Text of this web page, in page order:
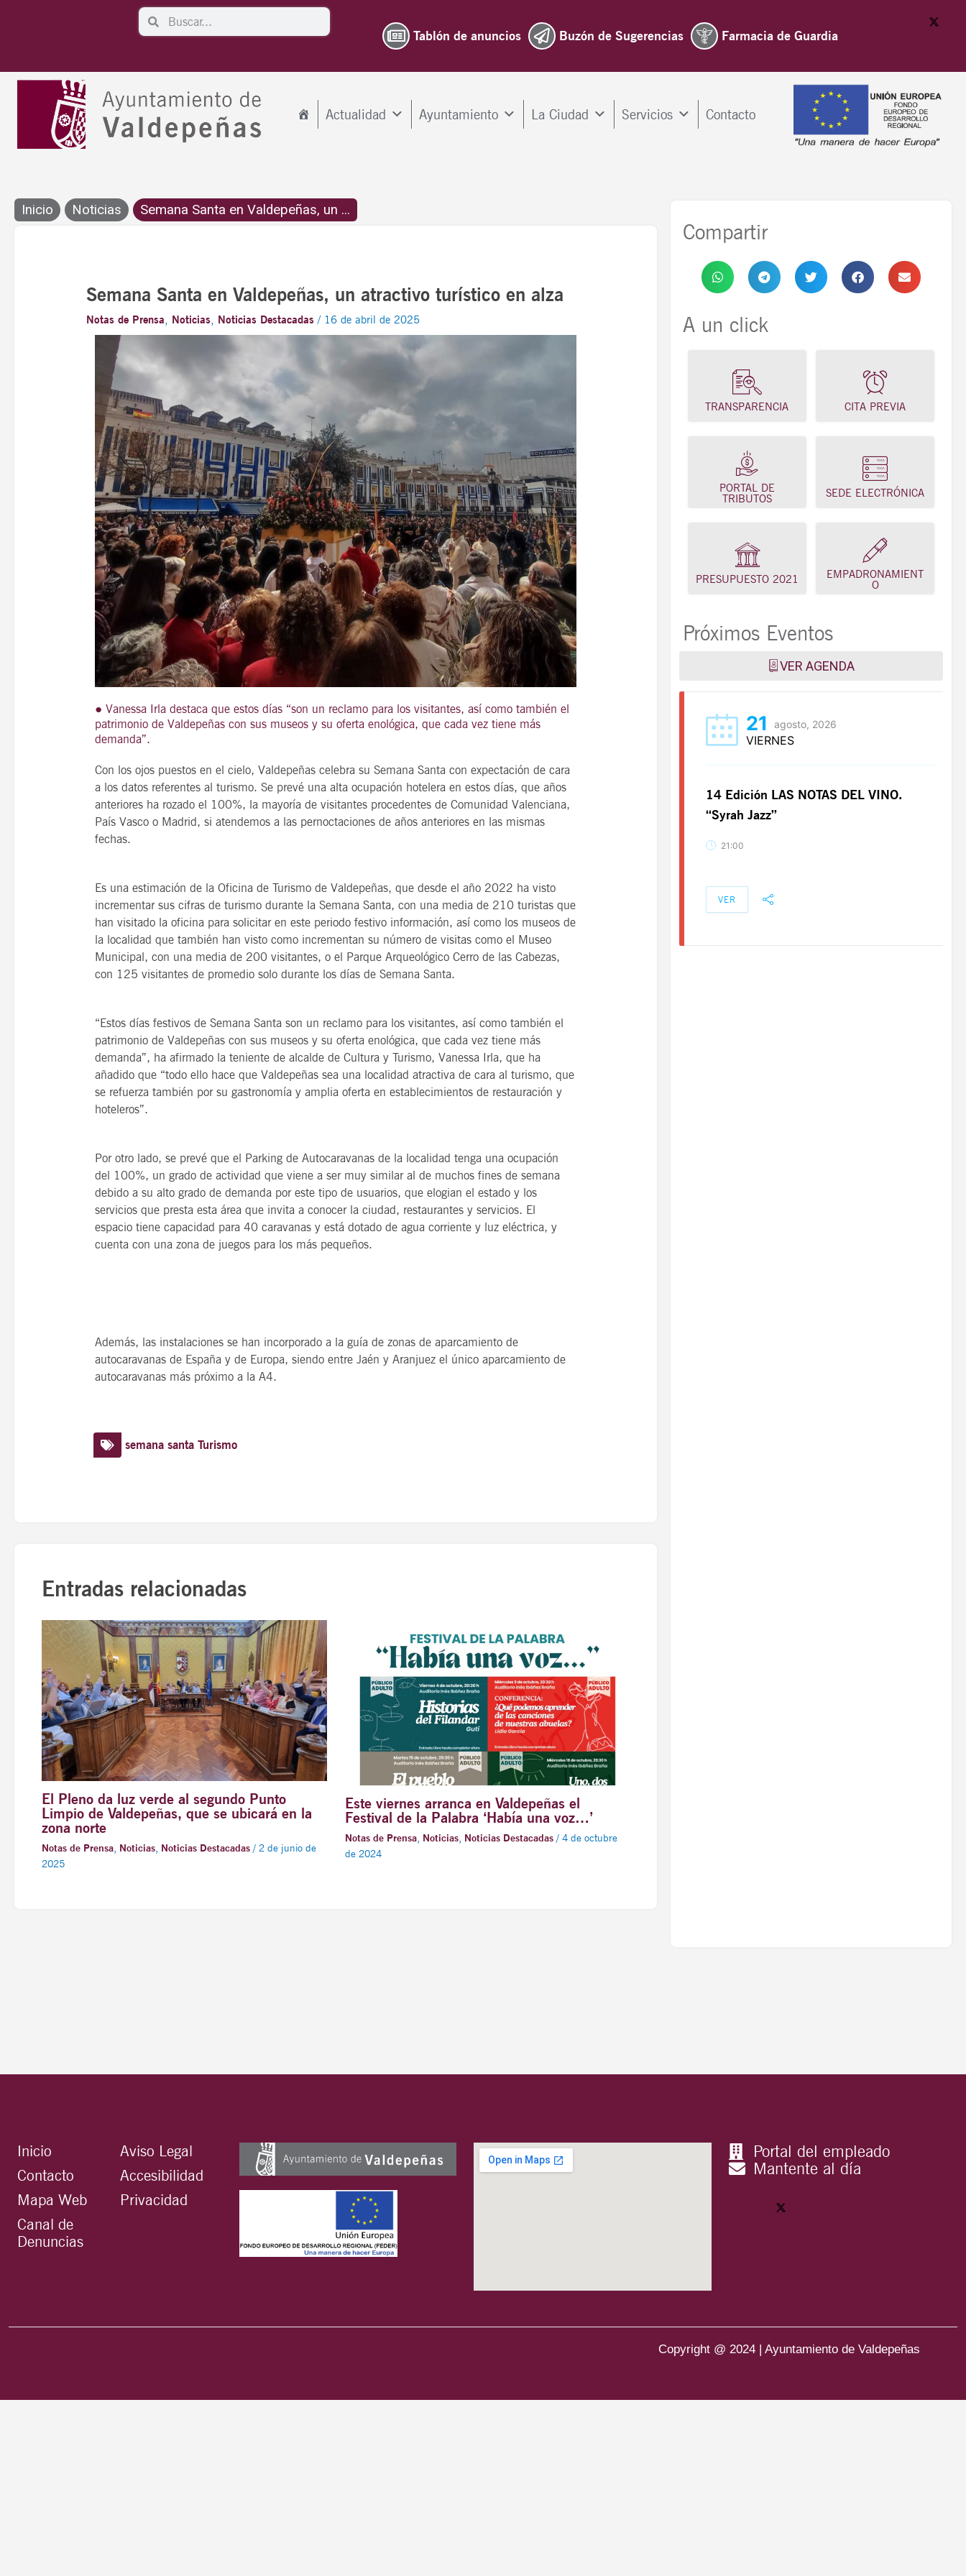
SearchSearch
Tablón de anuncios Buzón de Sugerencias Farmacia de Guardia
Actualidad Ayuntamiento La Ciudad Servicios Contacto
Inicio Noticias Semana Santa en Valdepeñas, un ...
Semana Santa en Valdepeñas, un atractivo turístico en alza
Notas de Prensa, Noticias, Noticias Destacadas / 16 de abril de 2025
● Vanessa Irla destaca que estos días “son un reclamo para los visitantes, así como también el
patrimonio de Valdepeñas con sus museos y su oferta enológica, que cada vez tiene más
demanda”.
Con los ojos puestos en el cielo, Valdepeñas celebra su Semana Santa con expectación de cara
a los datos referentes al turismo. Se prevé una alta ocupación hotelera en estos días, que años
anteriores ha rozado el 100%, la mayoría de visitantes procedentes de Comunidad Valenciana,
País Vasco o Madrid, si atendemos a las pernoctaciones de años anteriores en las mismas
fechas.
Es una estimación de la Oficina de Turismo de Valdepeñas, que desde el año 2022 ha visto
incrementar sus cifras de turismo durante la Semana Santa, con una media de 210 turistas que
han visitado la oficina para solicitar en este periodo festivo información, así como los museos de
la localidad que también han visto como incrementan su número de visitas como el Museo
Municipal, con una media de 200 visitantes, o el Parque Arqueológico Cerro de las Cabezas,
con 125 visitantes de promedio solo durante los días de Semana Santa.
“Estos días festivos de Semana Santa son un reclamo para los visitantes, así como también el
patrimonio de Valdepeñas con sus museos y su oferta enológica, que cada vez tiene más
demanda”, ha afirmado la teniente de alcalde de Cultura y Turismo, Vanessa Irla, que ha
añadido que “todo ello hace que Valdepeñas sea una localidad atractiva de cara al turismo, que
se refuerza también por su gastronomía y amplia oferta en establecimientos de restauración y
hoteleros”.
Por otro lado, se prevé que el Parking de Autocaravanas de la localidad tenga una ocupación
del 100%, un grado de actividad que viene a ser muy similar al de muchos fines de semana
debido a su alto grado de demanda por este tipo de usuarios, que elogian el estado y los
servicios que presta esta área que invita a conocer la ciudad, restaurantes y servicios. El
espacio tiene capacidad para 40 caravanas y está dotado de agua corriente y luz eléctrica, y
cuenta con una zona de juegos para los más pequeños.
Además, las instalaciones se han incorporado a la guía de zonas de aparcamiento de
autocaravanas de España y de Europa, siendo entre Jaén y Aranjuez el único aparcamiento de
autocaravanas más próximo a la A4.
semana santa Turismo
Entradas relacionadas
El Pleno da luz verde al segundo Punto
Limpio de Valdepeñas, que se ubicará en la
zona norte
Notas de Prensa, Noticias, Noticias Destacadas/ 2 de junio de
2025
Este viernes arranca en Valdepeñas el
Festival de la Palabra ‘Había una voz…’
Notas de Prensa, Noticias, Noticias Destacadas/ 4 de octubre
de 2024
Compartir
A un click
TRANSPARENCIA CITA PREVIA
PORTAL DE
TRIBUTOS
SEDE ELECTRÓNICA
PRESUPUESTO 2021
EMPADRONAMIENT
O
Próximos Eventos
VER AGENDA
21 agosto, 2026
14 Edición LAS NOTAS DEL VINO.
“Syrah Jazz”
VER
21 agosto, 2026
14 Edición LAS NOTAS DEL VINO.
“Syrah Jazz”
VER
21 agosto, 2026
VIERNES
14 Edición LAS NOTAS DEL VINO.
“Syrah Jazz”
21:00
VER
Inicio
Contacto
Mapa Web
Canal de
Denuncias
Aviso Legal
Accesibilidad
Privacidad
Portal del empleado
Mantente al día
Copyright @ 2024 | Ayuntamiento de Valdepeñas